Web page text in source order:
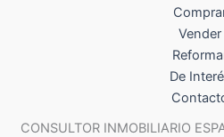
Vender
De
CONSULTOR INMOBILIARIO